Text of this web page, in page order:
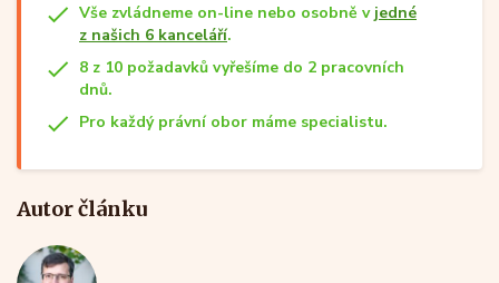
Vše zvládneme on-line nebo osobně v jedné
z našich 6 kanceláří.
8 z 10 požadavků vyřešíme do 2 pracovních
dnů.
Pro každý právní obor máme specialistu.
Autor článku